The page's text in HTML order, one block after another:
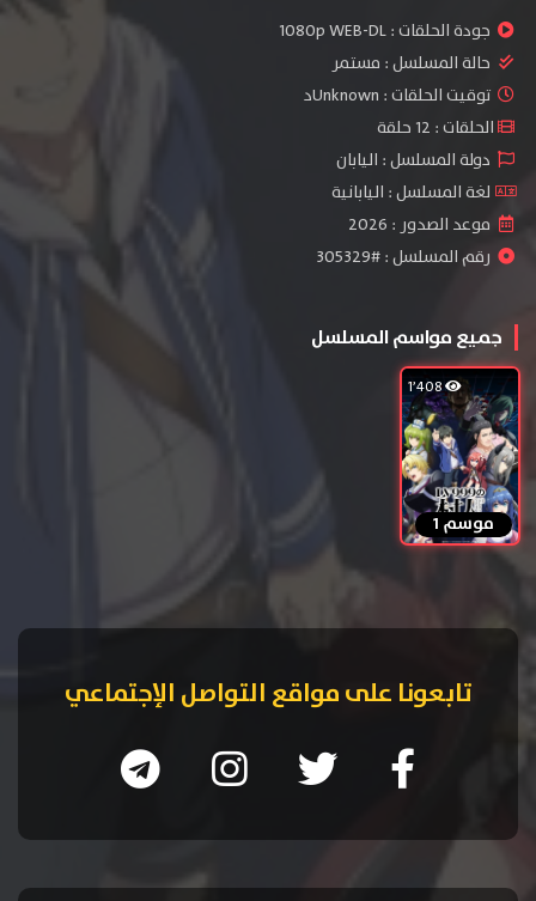
جودة الحلقات :1080p WEB-DL
حالة المسلسل : مستمر
توقيت الحلقات : Unknownد
الحلقات : 12 حلقة
دولة المسلسل : اليابان
لغة المسلسل : اليابانية
موعد الصدور : 2026
رقم المسلسل : #305329
جميع مواسم المسلسل
1٬408
موسم 1
تابعونا على مواقع التواصل الإجتماعي